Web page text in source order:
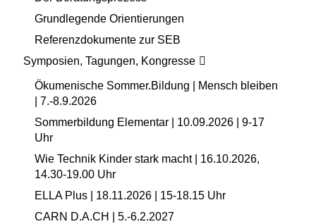
Grundlegende Orientierungen
Referenzdokumente zur SEB
Symposien, Tagungen, Kongresse
Ökumenische Sommer.Bildung | Mensch bleiben
| 7.-8.9.2026
Sommerbildung Elementar | 10.09.2026 | 9-17
Uhr
Wie Technik Kinder stark macht | 16.10.2026,
14.30-19.00 Uhr
ELLA Plus | 18.11.2026 | 15-18.15 Uhr
CARN D.A.CH | 5.-6.2.2027